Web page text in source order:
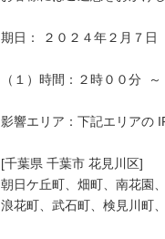
期日： ２０２４年２月７日
（１）時間：２時００分
影響エリア：下記エリアの
[千葉県 千葉市 花見川区]
朝日ケ丘町、畑町、南花園
浪花町、武石町、検見川町